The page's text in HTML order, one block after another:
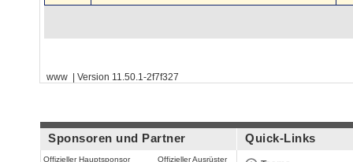
www | Version 11.50.1-2f7f327
Sponsoren und Partner
Offizieller Hauptsponsor Offizieller Ausrüster
Quick-Links